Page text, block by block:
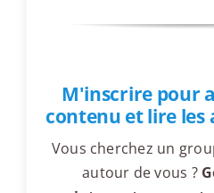
M'inscrire pour
contenu et lire
Vous cherchez un
autour de vous ?